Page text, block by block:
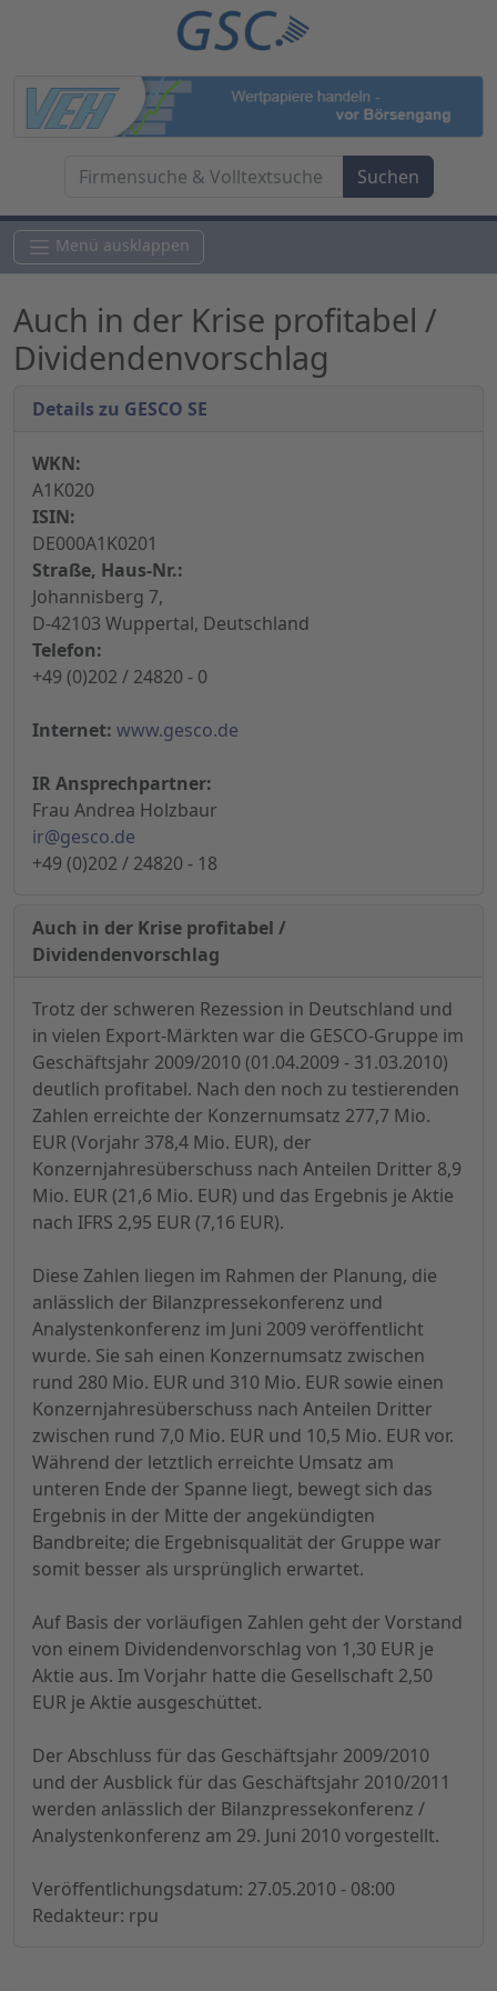
Menü ausklappen
Auch in der Krise profitabel /
Dividendenvorschlag
Details zu GESCO SE
WKN:
A1K020
ISIN:
DE000A1K0201
Straße, Haus-Nr.:
Johannisberg 7,
D-42103 Wuppertal, Deutschland
Telefon:
+49 (0)202 / 24820 - 0
Internet: www.gesco.de
IR Ansprechpartner:
Frau Andrea Holzbaur
ir@gesco.de
+49 (0)202 / 24820 - 18
Auch in der Krise profitabel /
Dividendenvorschlag
Trotz der schweren Rezession in Deutschland und
in vielen Export-Märkten war die GESCO-Gruppe im
Geschäftsjahr 2009/2010 (01.04.2009 - 31.03.2010)
deutlich profitabel. Nach den noch zu testierenden
Zahlen erreichte der Konzernumsatz 277,7 Mio.
EUR (Vorjahr 378,4 Mio. EUR), der
Konzernjahresüberschuss nach Anteilen Dritter 8,9
Mio. EUR (21,6 Mio. EUR) und das Ergebnis je Aktie
nach IFRS 2,95 EUR (7,16 EUR).
Diese Zahlen liegen im Rahmen der Planung, die
anlässlich der Bilanzpressekonferenz und
Analystenkonferenz im Juni 2009 veröffentlicht
wurde. Sie sah einen Konzernumsatz zwischen
rund 280 Mio. EUR und 310 Mio. EUR sowie einen
Konzernjahresüberschuss nach Anteilen Dritter
zwischen rund 7,0 Mio. EUR und 10,5 Mio. EUR vor.
Während der letztlich erreichte Umsatz am
unteren Ende der Spanne liegt, bewegt sich das
Ergebnis in der Mitte der angekündigten
Bandbreite; die Ergebnisqualität der Gruppe war
somit besser als ursprünglich erwartet.
Auf Basis der vorläufigen Zahlen geht der Vorstand
von einem Dividendenvorschlag von 1,30 EUR je
Aktie aus. Im Vorjahr hatte die Gesellschaft 2,50
EUR je Aktie ausgeschüttet.
Der Abschluss für das Geschäftsjahr 2009/2010
und der Ausblick für das Geschäftsjahr 2010/2011
werden anlässlich der Bilanzpressekonferenz /
Analystenkonferenz am 29. Juni 2010 vorgestellt.
Veröffentlichungsdatum: 27.05.2010 - 08:00
Redakteur: rpu